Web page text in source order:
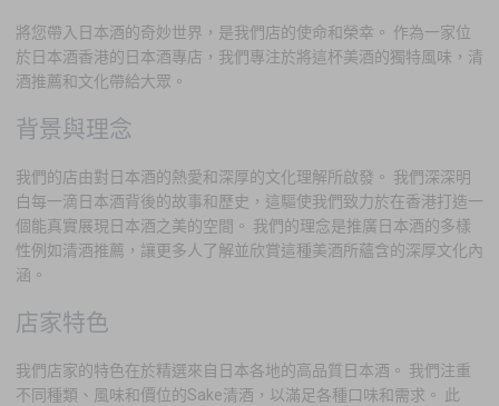
將您帶入日本酒的奇妙世界，是我們店的使命和榮幸。 作為一家位
於日本酒香港的日本酒專店，我們專注於將這杯美酒的獨特風味，清
酒推薦和文化帶給大眾。
背景與理念
我們的店由對日本酒的熱愛和深厚的文化理解所啟發。 我們深深明
白每一滴日本酒背後的故事和歷史，這驅使我們致力於在香港打造一
個能真實展現日本酒之美的空間。 我們的理念是推廣日本酒的多樣
性例如清酒推薦，讓更多人了解並欣賞這種美酒所蘊含的深厚文化內
涵。
店家特色
我們店家的特色在於精選來自日本各地的高品質日本酒。 我們注重
不同種類、風味和價位的Sake清酒，以滿足各種口味和需求。 此